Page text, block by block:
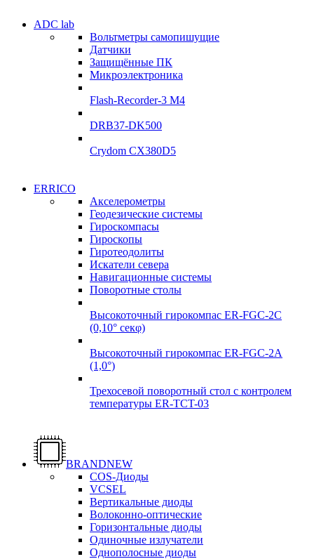
УЛ-04 УЛ-06
Подробнее
УЛ-04 УЛ-06
Подробнее
ADC lab
Вольтметры самопишущие
Датчики
Защищённые ПК
Микроэлектроника
Flash-Recorder-3 М4
DRB37-DK500
Crydom CX380D5
ADClab
Подробнее
ADClab
Подробнее
ERRICO
Акселерометры
Геодезические системы
Гироскомпасы
Гироскопы
Гиротеодолиты
Искатели севера
Навигационные системы
Поворотные столы
Высокоточный гирокомпас ER-FGC-2C
(0,10° секφ)
Высокоточный гирокомпас ER-FGC-2A
(1,0°)
Трехосевой поворотный стол с контролем
температуры ER-TCT-03
Гироскопы
Подробнее
Гироскопы
Подробнее
BRANDNEW
COS-Диоды
VCSEL
Вертикальные диоды
Волоконно-оптические
Горизонтальные диоды
Одиночные излучатели
Однополосные диоды